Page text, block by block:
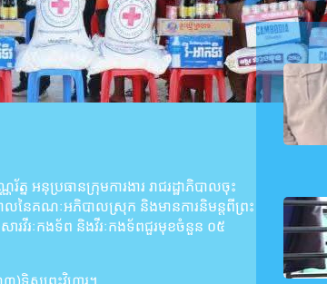
នុប្រធានក្រុមការងារ រាជរដ្ឋាភិបាលចុះ
នៃគណៈអភិបាលស្រុក និងមានការនិមន្តពីព្រះ
រវីរៈកងទ័ព និងវីរៈកងទ័ពជួរមុខចំនួន ០៥